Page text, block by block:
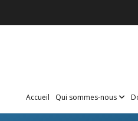
Accueil Qui sommes-nous